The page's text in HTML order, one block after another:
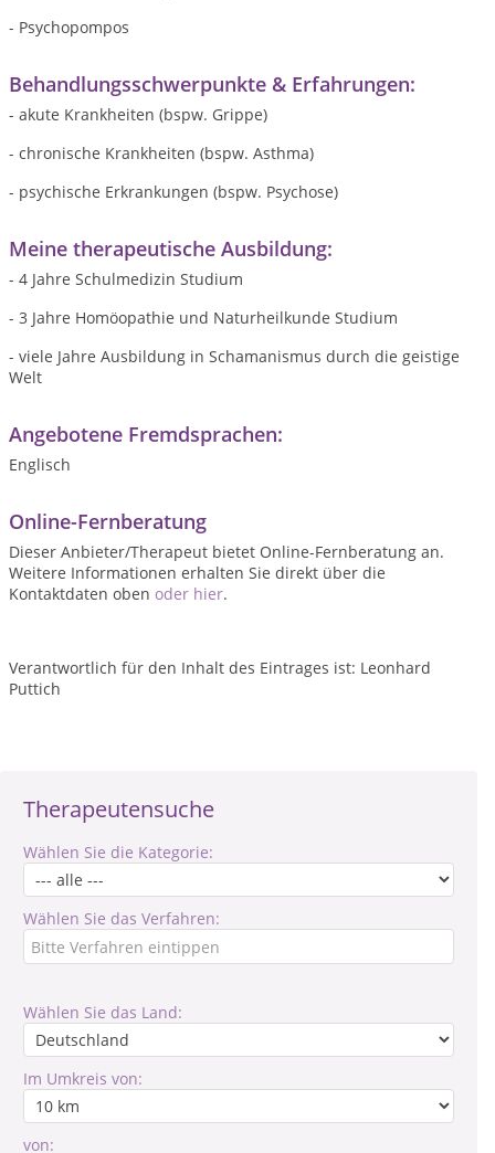
Therapeutensuche
Wählen Sie die Kategorie:
Wählen Sie das Verfahren:
Wählen Sie das Land:
Im Umkreis von:
von:
- Psychopompos
Behandlungsschwerpunkte & Erfahrungen:
- akute Krankheiten (bspw. Grippe)
- chronische Krankheiten (bspw. Asthma)
- psychische Erkrankungen (bspw. Psychose)
Meine therapeutische Ausbildung:
- 4 Jahre Schulmedizin Studium
- 3 Jahre Homöopathie und Naturheilkunde Studium
- viele Jahre Ausbildung in Schamanismus durch die geistige
Welt
Angebotene Fremdsprachen:
Englisch
Online-Fernberatung
Dieser Anbieter/Therapeut bietet Online-Fernberatung an.
Weitere Informationen erhalten Sie direkt über die
Kontaktdaten oben oder hier.
Verantwortlich für den Inhalt des Eintrages ist: Leonhard
Puttich